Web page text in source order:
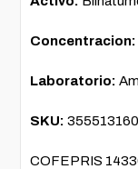
Laboratorio:
SKU:
COFEPRIS